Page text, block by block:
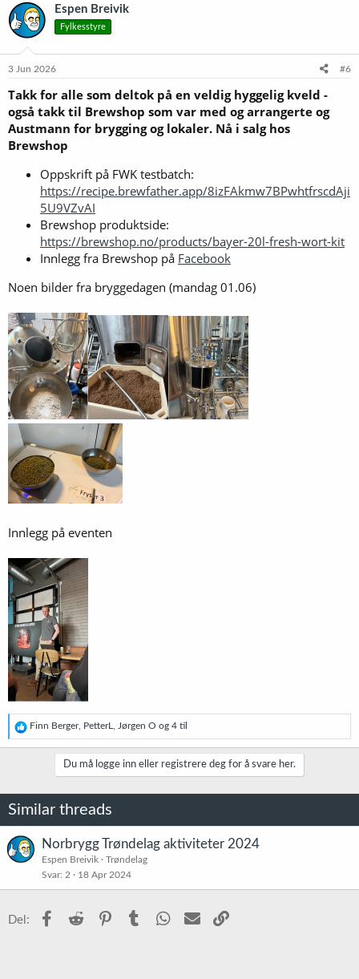
Espen Breivik
Fylkesstyre
3 Jun 2026 #6
Takk for alle som deltok på en veldig hyggelig kveld -
også takk til Brewshop som var med og arrangerte og
Austmann for brygging og lokaler. Nå i salg hos
Brewshop
Oppskrift på FWK testbatch:
https://recipe.brewfather.app/8izFAkmw7BPwhtfrscdAji
5U9VZvAI
Brewshop produktside:
https://brewshop.no/products/bayer-20l-fresh-wort-kit
Innlegg fra Brewshop på Facebook
Noen bilder fra bryggedagen (mandag 01.06)
Innlegg på eventen
R
e
a
n
e
r
:
Finn Berger, PetterL Jørgen O og 4 til
Du må logge inn eller registrere deg for å svare her.
Similar threads
Norbrygg Trøndelag aktiviteter 2024
Espen Breivik
Trøndelag
Svar 2 18 Apr 2024
Del: Facebook
Reddit PinterestTumblr WhatsApp
E-post